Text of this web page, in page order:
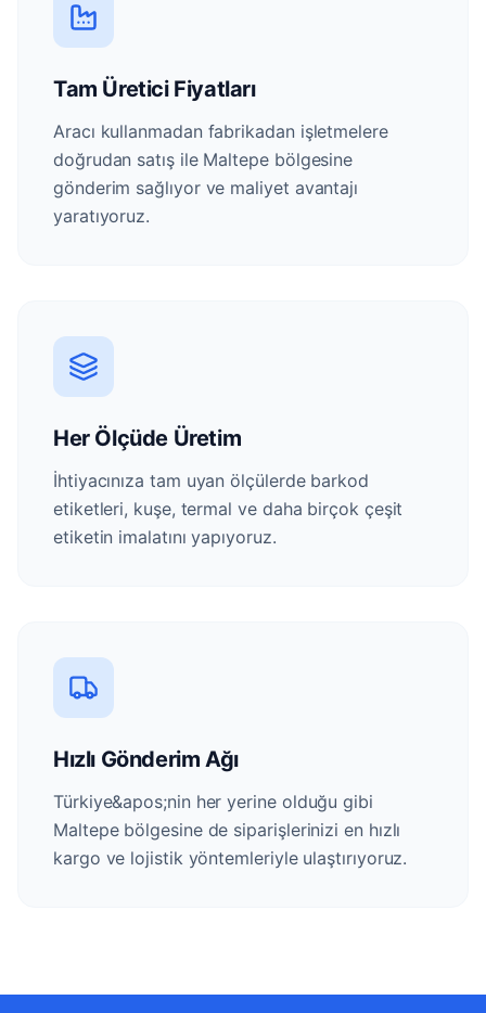
Tam Üretici Fiyatları
Aracı kullanmadan fabrikadan işletmelere
doğrudan satış ile Maltepe bölgesine
gönderim sağlıyor ve maliyet avantajı
yaratıyoruz.
Her Ölçüde Üretim
İhtiyacınıza tam uyan ölçülerde barkod
etiketleri, kuşe, termal ve daha birçok çeşit
etiketin imalatını yapıyoruz.
Hızlı Gönderim Ağı
Türkiye&apos;nin her yerine olduğu gibi
Maltepe bölgesine de siparişlerinizi en hızlı
kargo ve lojistik yöntemleriyle ulaştırıyoruz.